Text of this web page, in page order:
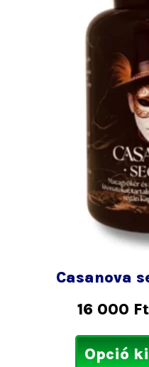
Casanova
16 000 Ft
Opció